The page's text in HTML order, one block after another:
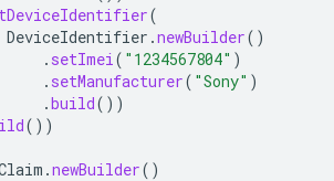
(
DeviceIdentifier .newBuilder()
. setImei( "1234567804" )
. setManufacturer( "Sony" )
.build())
())
.newBuilder()